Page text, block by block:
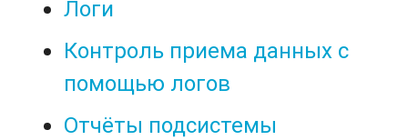
Логи
Контроль приема данных с
помощью логов
Отчёты подсистемы